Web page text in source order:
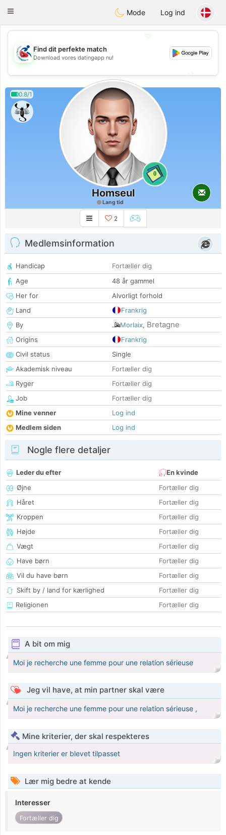
Handi Space
Toggle
Mode Log ind
💖
💕
Find dit perfekte match
Download vores datingapp nu!
0.8/1
0
Homseul
Lang tid
2
Medlemsinformation
Handicap
Fortæller dig
Age
48 år gammel
Her for
Alvorligt forhold
Land
Frankrig
By
Morlaix, Bretagne
Origins
Frankrig
Civil status
Single
Akademisk niveau
Fortæller dig
Ryger
Fortæller dig
Job
Fortæller dig
Mine venner
Log ind
Medlem siden
Log ind
Nogle flere detaljer
Leder du efter
En kvinde
Øjne
Fortæller dig
Håret
Fortæller dig
Kroppen
Fortæller dig
Højde
Fortæller dig
Vægt
Fortæller dig
Have børn
Fortæller dig
Vil du have børn
Fortæller dig
Skift by / land for kærlighed
Fortæller dig
Religionen
Fortæller dig
A bit om mig
Moi je recherche une femme pour une relation sérieuse
Jeg vil have, at min partner skal være
Moi je recherche une femme pour une relation sérieuse ,
Mine kriterier, der skal respekteres
Ingen kriterier er blevet tilpasset
Lær mig bedre at kende
Interesser
Fortæller dig